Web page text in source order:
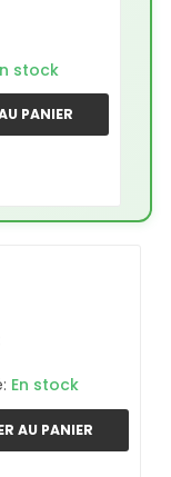
stock
PANIER
En stock
AU PANIER